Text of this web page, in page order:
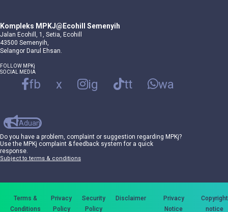
Kompleks MPKJ@Ecohill Semenyih
Jalan Ecohill, 1, Setia, Ecohill
43500 Semenyih,
Selangor Darul Ehsan.
FOLLOW MPKj
SOCIAL MEDIA
fb x ig tt wa
Aduan
Do you have a problem, complaint or suggestion regarding MPKj?
Use the MPKj complaint & feedback system for a quick
response.
Subject to terms & conditions
Terms &
Conditions
Privacy
Policy
Security
Policy
Disclaimer
Privacy
Notice
Copyright
notice